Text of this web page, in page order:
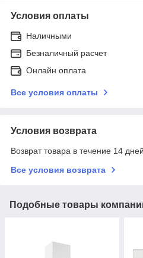
Условия оплаты
Наличными
Безналичный расчет
Онлайн оплата
Все условия оплаты
Условия возврата
Возврат товара в течение 14
Все условия возврата
Подобные товары